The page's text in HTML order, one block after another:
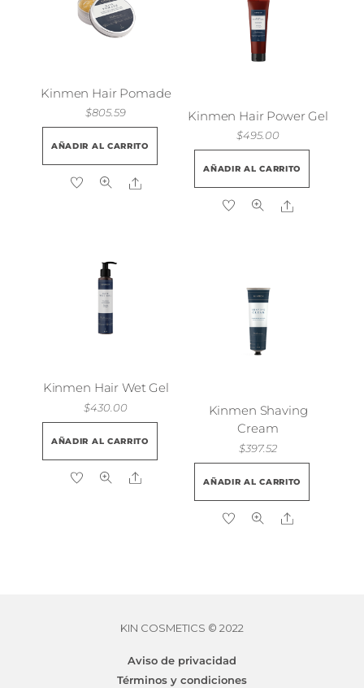
Kinmen Hair Pomade
$805.59
AÑADIR AL CARRITO
Share
Kinmen Hair Power Gel
$495.00
AÑADIR AL CARRITO
Share
Kinmen Hair Wet Gel
$430.00
AÑADIR AL CARRITO
Share
Kinmen Shaving
Cream
$397.52
AÑADIR AL CARRITO
Share
KIN COSMETICS © 2022
Aviso de privacidad
Términos y condiciones